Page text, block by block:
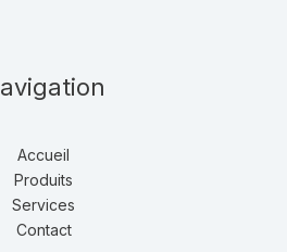
Accueil
Produits
Services
Contact